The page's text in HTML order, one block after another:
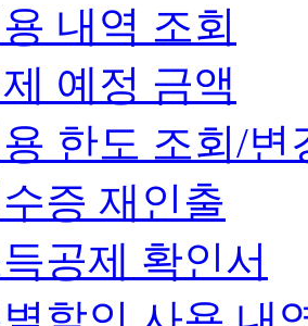
내역 조회
예정 금액
한도 조회/변
증 재인출
공제 확인서